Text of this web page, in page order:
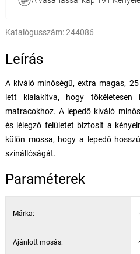
Katalógusszám:244086
Leírás
A kiváló minőségű, extra magas,
lett kialakítva, hogy
matracokhoz. A lepedő kiváló
és lélegző felületet biztosít a
külön mossa, hogy a lepedő
színállóságát.
Paraméterek
Márka:
Ajánlott mosás: